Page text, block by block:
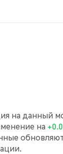
на данный
на